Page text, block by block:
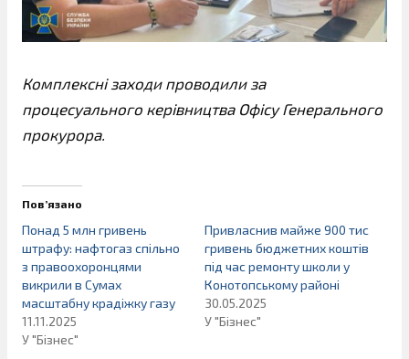
Комплексні заходи проводили за
процесуального керівництва Офісу Генерального
прокурора.
Пов’язано
Понад 5 млн гривень
штрафу: нафтогаз спільно
з правоохоронцями
викрили в Сумах
масштабну крадіжку газу
11.11.2025
У "Бізнес"
Привласнив майже 900 тис
гривень бюджетних коштів
під час ремонту школи у
Конотопському районі
30.05.2025
У "Бізнес"